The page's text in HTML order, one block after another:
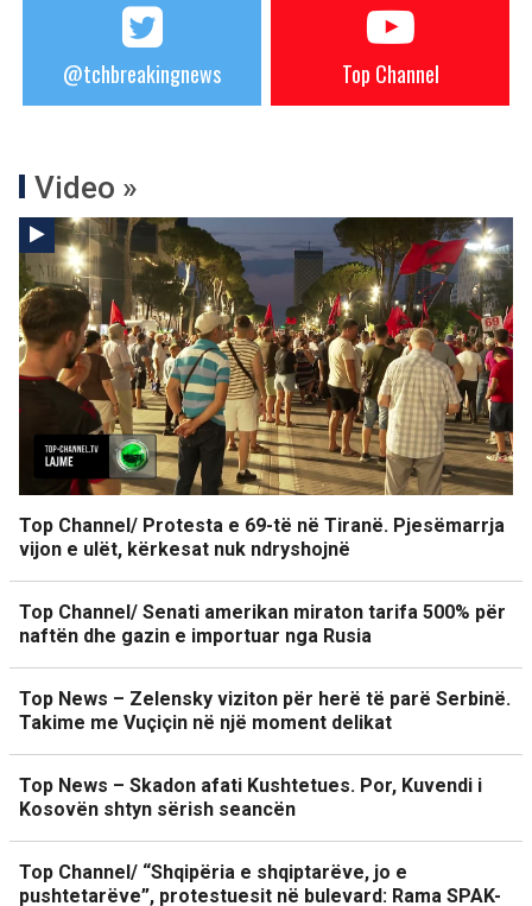
@tchbreakingnews Top Channel
Video »
Top Channel/ Protesta e 69-të në Tiranë. Pjesëmarrja
vijon e ulët, kërkesat nuk ndryshojnë
Top Channel/ Senati amerikan miraton tarifa 500% për
naftën dhe gazin e importuar nga Rusia
Top News – Zelensky viziton për herë të parë Serbinë.
Takime me Vuçiçin në një moment delikat
Top News – Skadon afati Kushtetues. Por, Kuvendi i
Kosovën shtyn sërish seancën
Top Channel/ “Shqipëria e shqiptarëve, jo e
pushtetarëve”, protestuesit në bulevard: Rama SPAK-